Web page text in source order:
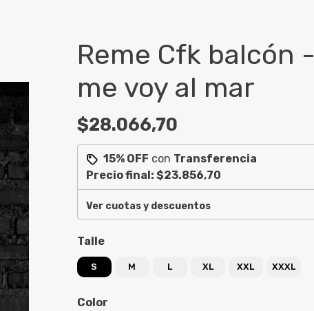
Reme Cfk balcón -
me voy al mar
$28.066,70
15% OFF con Transferencia
Precio final: $23.856,70
Ver cuotas y descuentos
Talle
S M L XL XXL XXXL
Color